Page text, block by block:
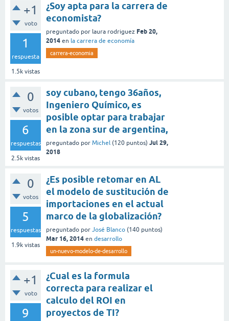
+1
voto
1
respuesta
1.5k vistas
¿Soy apta para la carrera de
economista?
preguntado por laura rodriguez Feb 20,
2014 en la carrera de economía
carrera-economia
0
votos
6
respuestas
2.5k vistas
soy cubano, tengo 36años,
Ingeniero Químico, es
posible optar para trabajar
en la zona sur de argentina,
preguntado por Michel (120 puntos) Jul 29,
2018
0
votos
5
respuestas
1.9k vistas
¿Es posible retomar en AL
el modelo de sustitución de
importaciones en el actual
marco de la globalización?
preguntado por José Blanco (140 puntos)
Mar 16, 2014 en desarrollo
un-nuevo-modelo-de-desarrollo
+1
voto
9
¿Cual es la formula
correcta para realizar el
calculo del ROI en
proyectos de TI?